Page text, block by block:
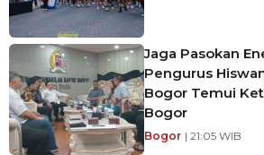
Jaga Pasokan
Pengurus
Bogor Temui
Bogor
Bogor | 21:05 WIB